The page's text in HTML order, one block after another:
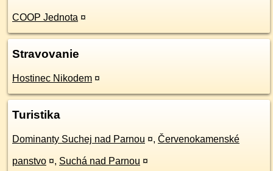
COOP Jednota ¤
Stravovanie
Hostinec Nikodem ¤
Turistika
Dominanty Suchej nad Parnou ¤, Červenokamenské
panstvo ¤, Suchá nad Parnou ¤